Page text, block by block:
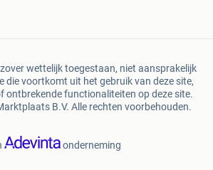
wettelijk toegestaan, niet aansprakelijk
die voortkomt uit het gebruik van deze site,
ontbrekende functionaliteiten op deze site.
B.V. Alle rechten voorbehouden.
onderneming